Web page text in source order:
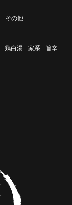
その他
鶏白湯 家系
旨辛